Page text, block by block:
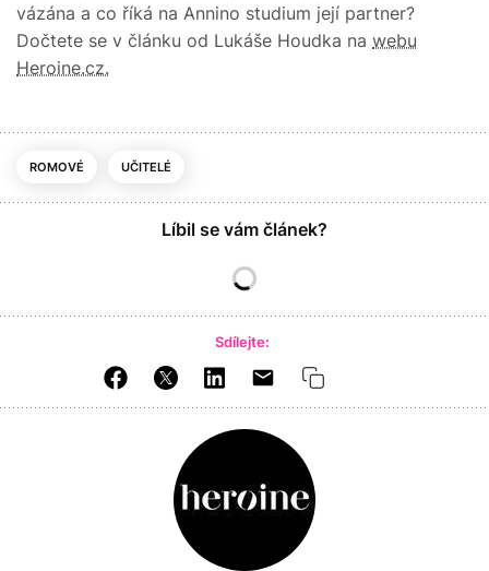
vázána a co říká na Annino studium její partner?
Dočtete se v článku od Lukáše Houdka na webu
Heroine.cz.
ROMOVÉ UČITELÉ
Líbil se vám článek?
Sdílejte: